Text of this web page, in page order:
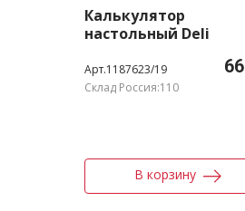
Калькулятор
настольный Deli
разр.
Арт.1187623/19
Склад Россия:110
В корзину